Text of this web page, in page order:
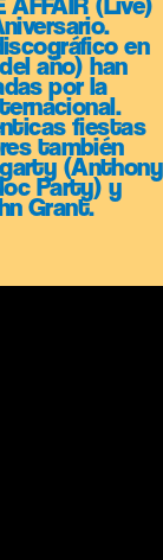
en
año) han
por la
fiestas
también
(Anthony
Party) y
Grant.